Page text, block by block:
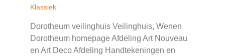
Klassiek
Dorotheum veilinghuis Veilinghuis, Wenen
Dorotheum homepage Afdeling Art Nouveau
en Art Deco Afdeling Handtekeningen en